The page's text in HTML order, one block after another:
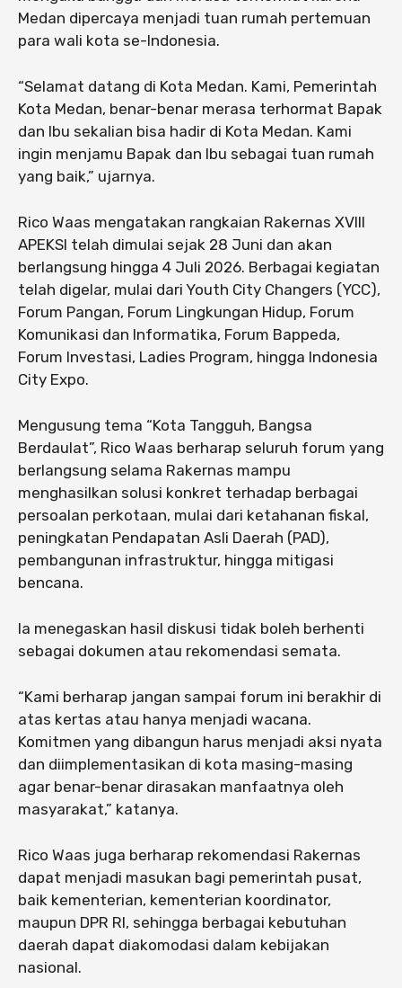
Medan dipercaya menjadi tuan rumah pertemuan
para wali kota se-Indonesia.
“Selamat datang di Kota Medan. Kami, Pemerintah
Kota Medan, benar-benar merasa terhormat Bapak
dan Ibu sekalian bisa hadir di Kota Medan. Kami
ingin menjamu Bapak dan Ibu sebagai tuan rumah
yang baik,” ujarnya.
Rico Waas mengatakan rangkaian Rakernas XVIII
APEKSI telah dimulai sejak 28 Juni dan akan
berlangsung hingga 4 Juli 2026. Berbagai kegiatan
telah digelar, mulai dari Youth City Changers (YCC),
Forum Pangan, Forum Lingkungan Hidup, Forum
Komunikasi dan Informatika, Forum Bappeda,
Forum Investasi, Ladies Program, hingga Indonesia
City Expo.
Mengusung tema “Kota Tangguh, Bangsa
Berdaulat”, Rico Waas berharap seluruh forum yang
berlangsung selama Rakernas mampu
menghasilkan solusi konkret terhadap berbagai
persoalan perkotaan, mulai dari ketahanan fiskal,
peningkatan Pendapatan Asli Daerah (PAD),
pembangunan infrastruktur, hingga mitigasi
bencana.
Ia menegaskan hasil diskusi tidak boleh berhenti
sebagai dokumen atau rekomendasi semata.
“Kami berharap jangan sampai forum ini berakhir di
atas kertas atau hanya menjadi wacana.
Komitmen yang dibangun harus menjadi aksi nyata
dan diimplementasikan di kota masing-masing
agar benar-benar dirasakan manfaatnya oleh
masyarakat,” katanya.
Rico Waas juga berharap rekomendasi Rakernas
dapat menjadi masukan bagi pemerintah pusat,
baik kementerian, kementerian koordinator,
maupun DPR RI, sehingga berbagai kebutuhan
daerah dapat diakomodasi dalam kebijakan
nasional.